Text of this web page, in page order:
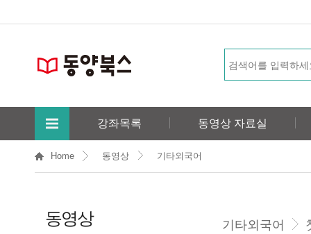
강좌목록 동영상 자료실
Home 동영상 기타외국어
동영상 기타외국어